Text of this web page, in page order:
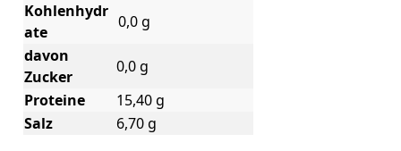
Kohlenhydr
ate
0,0 g
davon
Zucker
0,0 g
Proteine
15,40 g
Salz
6,70 g